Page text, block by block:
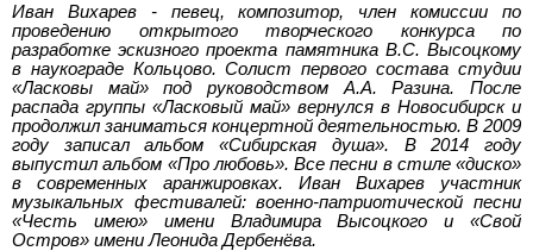
Иван Вихарев - певец, композитор, член комиссии по
проведению открытого творческого конкурса по
разработке эскизного проекта памятника В.С. Высоцкому
в наукограде Кольцово. Солист первого состава студии
«Ласковы май» под руководством А.А. Разина. После
распада группы «Ласковый май» вернулся в Новосибирск и
продолжил заниматься концертной деятельностью. В 2009
году записал альбом «Сибирская душа». В 2014 году
выпустил альбом «Про любовь». Все песни в стиле «диско»
в современных аранжировках. Иван Вихарев участник
музыкальных фестивалей: военно-патриотической песни
«Честь имею» имени Владимира Высоцкого и «Свой
Остров» имени Леонида Дербенёва.